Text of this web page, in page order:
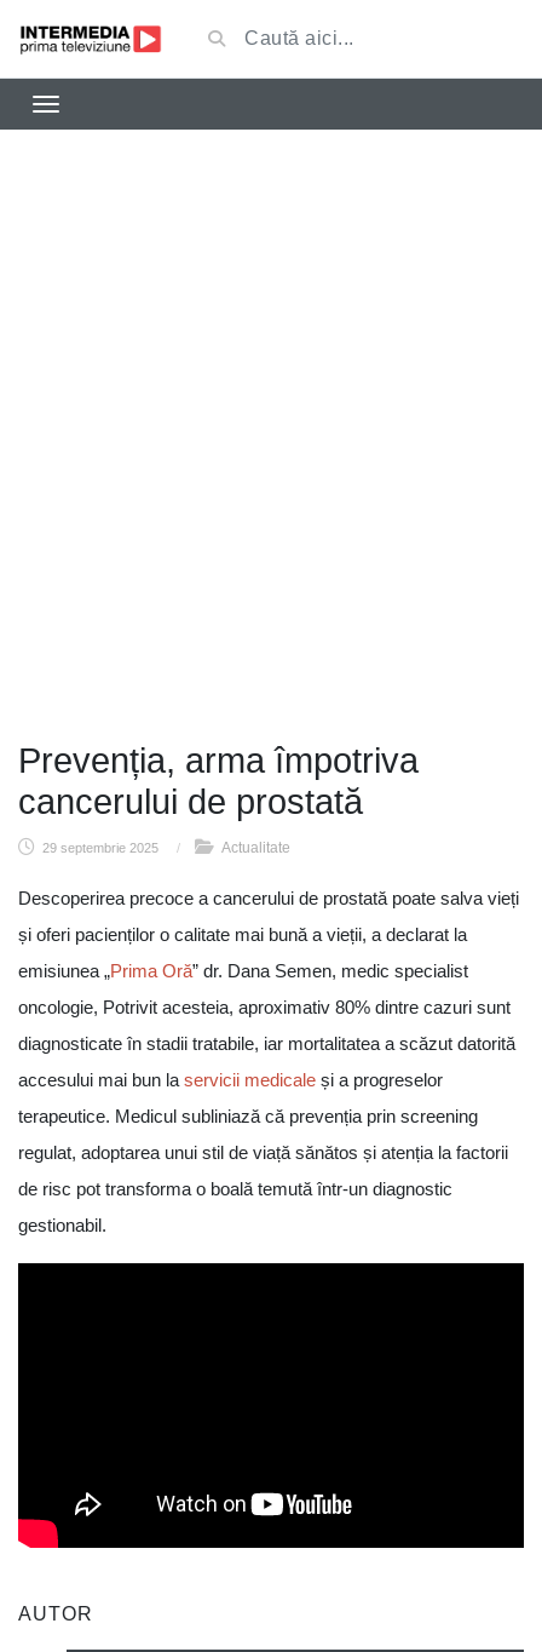
Prevenția, arma împotriva
cancerului de prostată
29 septembrie 2025 / Actualitate
Descoperirea precoce a cancerului de prostată poate salva vieți
și oferi pacienților o calitate mai bună a vieții, a declarat la
emisiunea „Prima Oră” dr. Dana Semen, medic specialist
oncologie, Potrivit acesteia, aproximativ 80% dintre cazuri sunt
diagnosticate în stadii tratabile, iar mortalitatea a scăzut datorită
accesului mai bun la servicii medicale și a progreselor
terapeutice. Medicul subliniază că prevenția prin screening
regulat, adoptarea unui stil de viață sănătos și atenția la factorii
de risc pot transforma o boală temută într-un diagnostic
gestionabil.
AUTOR